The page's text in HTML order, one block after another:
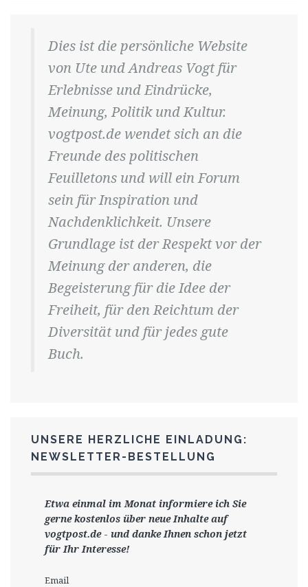
Dies ist die persönliche Website
von Ute und Andreas Vogt für
Erlebnisse und Eindrücke,
Meinung, Politik und Kultur.
vogtpost.de wendet sich an die
Freunde des politischen
Feuilletons und will ein Forum
sein für Inspiration und
Nachdenklichkeit. Unsere
Grundlage ist der Respekt vor der
Meinung der anderen, die
Begeisterung für die Idee der
Freiheit, für den Reichtum der
Diversität und für jedes gute
Buch.
UNSERE HERZLICHE EINLADUNG:
NEWSLETTER-BESTELLUNG
Etwa einmal im Monat informiere ich Sie
gernekostenlos über neue Inhalte auf
vogtpost.de- und danke Ihnen schon jetzt
für Ihr Interesse!
Email